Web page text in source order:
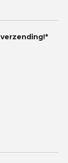
verzending!*